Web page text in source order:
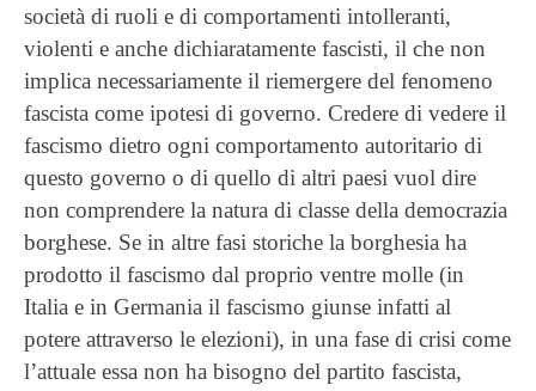
società di ruoli e di comportamenti intolleranti,
violenti e anche dichiaratamente fascisti, il che non
implica necessariamente il riemergere del fenomeno
fascista come ipotesi di governo. Credere di vedere il
fascismo dietro ogni comportamento autoritario di
questo governo o di quello di altri paesi vuol dire
non comprendere la natura di classe della democrazia
borghese. Se in altre fasi storiche la borghesia ha
prodotto il fascismo dal proprio ventre molle (in
Italia e in Germania il fascismo giunse infatti al
potere attraverso le elezioni), in una fase di crisi come
l’attuale essa non ha bisogno del partito fascista,